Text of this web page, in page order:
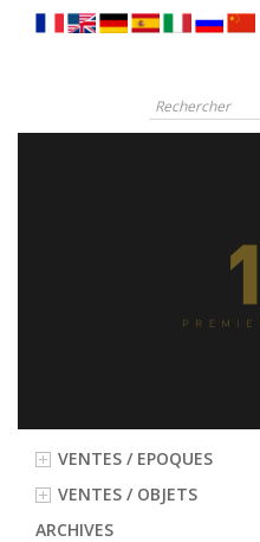
VENTES / EPOQUES
VENTES / OBJETS
ARCHIVES